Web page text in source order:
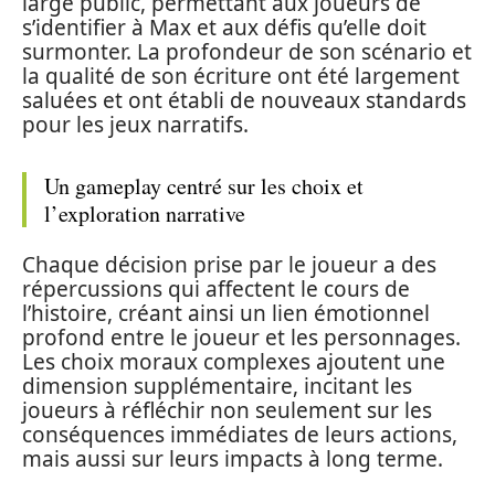
s’identifier à Max et aux défis qu’elle doit
surmonter. La profondeur de son scénario et
la qualité de son écriture ont été largement
saluées et ont établi de nouveaux standards
pour les jeux narratifs.
Un gameplay centré sur les choix et
l’exploration narrative
Chaque décision prise par le joueur a des
répercussions qui affectent le cours de
l’histoire, créant ainsi un lien émotionnel
profond entre le joueur et les personnages.
Les choix moraux complexes ajoutent une
dimension supplémentaire, incitant les
joueurs à réfléchir non seulement sur les
conséquences immédiates de leurs actions,
mais aussi sur leurs impacts à long terme.